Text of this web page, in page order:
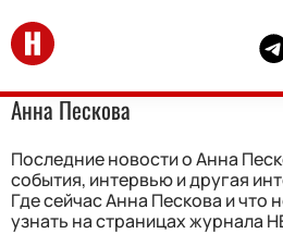
Перейти на главную
Анна Пескова
Последние новости о Анна
события, интервью и другая
Где сейчас Анна Пескова и что
узнать на страницах журнала